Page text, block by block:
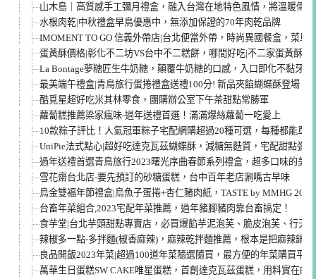
山木島｜高質感手工彌月禮盒，融入台灣在地特色風情，將溫暖傳
水根肉乾|中秋禮盒早鳥優惠中，無添加保證的70年肉乾品牌
IMOMENT TO GO 信義外帶店|台北便當外帶，時尚異國餐盒，菜單
蛋黃酥價格|彰化不二坊VS台中不二糕餅，哪間好吃|不二家蛋黃酥評
La Bontage夢糖匠生牛奶糖，顛覆牛奶糖的口感，入口即化不黏牙
最美端午禮盒|青鳥旅行蛋捲禮盒送禮100分! 新品夾餡蝴蝶酥登場！
酷覓星超好吃米其林零食，團購辦公室下午茶甜點常勝軍
蘿蔔糕推薦梁家瘋味-過年送禮首選！滿滿爆絲蘿蔔一吃愛上
10款粽子評比！人氣冠軍粽子宅配網購超過20種可選，每種都能單
UniPie法式點心|超好吃達克瓦茲蝴蝶酥，減糖無麩質，宅配甜點彌
過年送禮首選青鳥旅行2023曙光序曲春節系列禮盒，超多口味的美
雪花齋台北店-要先預訂的砂糖蛋糕，台中百年老店涮嘴古早味
烏金雙福年節禮盒|烏魚子蛋捲+杏仁豬肉紙，TASTE by MMHG
台畜年菜組合,2023宅配年菜推薦，過年豬腳豬肉靠台畜搞定！
食芋堂|台北芋頭甜點專賣店，必買爆餡芋泥泡芙、脆皮泡芙、行天
辣椒多一點-多拌麵(椒香麻辣)，麻辣乾拌麵推薦，根本是把麻辣鍋
良品開飯2023年菜|超過100道年菜隨選隨買，最方便的年菜購買平台
萬華生日蛋糕SW CAKE唯星蛋糕，首創達克瓦茲蛋糕，用料實在的